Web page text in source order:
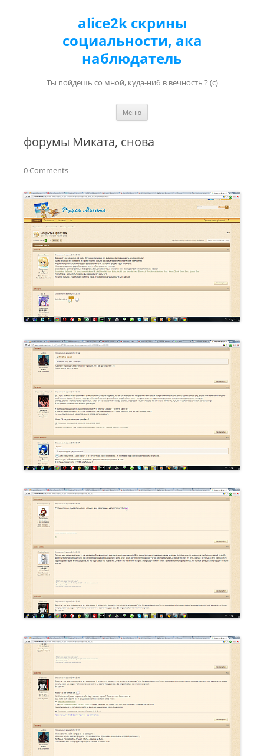
alice2k скрины
социальности, ака
наблюдатель
Ты пойдешь со мной, куда-ниб в вечность ? (с)
Меню
форумы Миката, снова
0 Comments